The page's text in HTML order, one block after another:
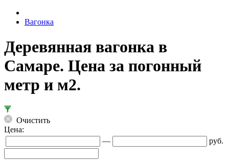
Вагонка
Деревянная вагонка в
Самаре. Цена за погонный
метр и м2.
Очистить
Цена:
—
руб.